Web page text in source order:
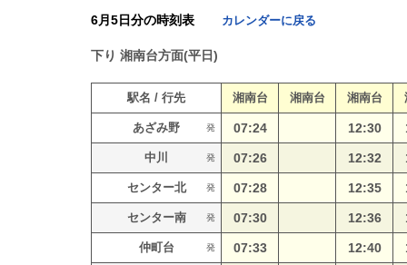
6月5日分の時刻表 カレンダーに戻る
下り 湘南台方面(平日)
駅名 / 行先 湘南台 湘南台 湘南台
あざみ野 発 07:24 12:30
中川 発 07:26 12:32
センター北 発 07:28 12:35
センター南 発 07:30 12:36
仲町台 発 07:33 12:40